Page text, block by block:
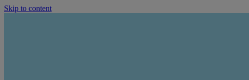
Skip to content